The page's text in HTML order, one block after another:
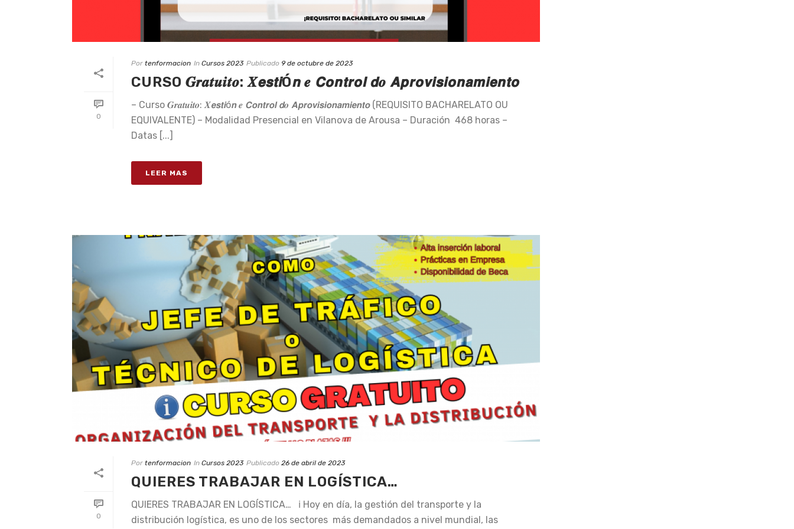
0
Por tenformacion In Cursos 2023 Publicado 9 de octubre de 2023
CURSO 𝑮𝒓𝒂𝒕𝒖𝒊𝒕𝒐: 𝑿𝙚𝙨𝙩𝙞Ó𝙣 𝒆 𝘾𝙤𝙣𝙩𝙧𝙤𝙡 𝙙𝒐 𝘼𝙥𝙧𝙤𝙫𝙞𝙨𝙞𝙤𝙣𝙖𝙢𝙞𝙚𝙣𝙩𝙤
– Curso 𝑮𝒓𝒂𝒕𝒖𝒊𝒕𝒐: 𝑿𝙚𝙨𝙩𝙞ó𝙣 𝒆 𝘾𝙤𝙣𝙩𝙧𝙤𝙡 𝙙𝒐 𝘼𝙥𝙧𝙤𝙫𝙞𝙨𝙞𝙤𝙣𝙖𝙢𝙞𝙚𝙣𝙩𝙤 (REQUISITO BACHARELATO OU
EQUIVALENTE) – Modalidad Presencial en Vilanova de Arousa – Duración 468 horas –
Datas [...]
LEER MAS
0
Por tenformacion In Cursos 2023 Publicado 26 de abril de 2023
QUIERES TRABAJAR EN LOGÍSTICA…
QUIERES TRABAJAR EN LOGÍSTICA… ℹ Hoy en día, la gestión del transporte y la
distribución logística, es uno de los sectores más demandados a nivel mundial, las